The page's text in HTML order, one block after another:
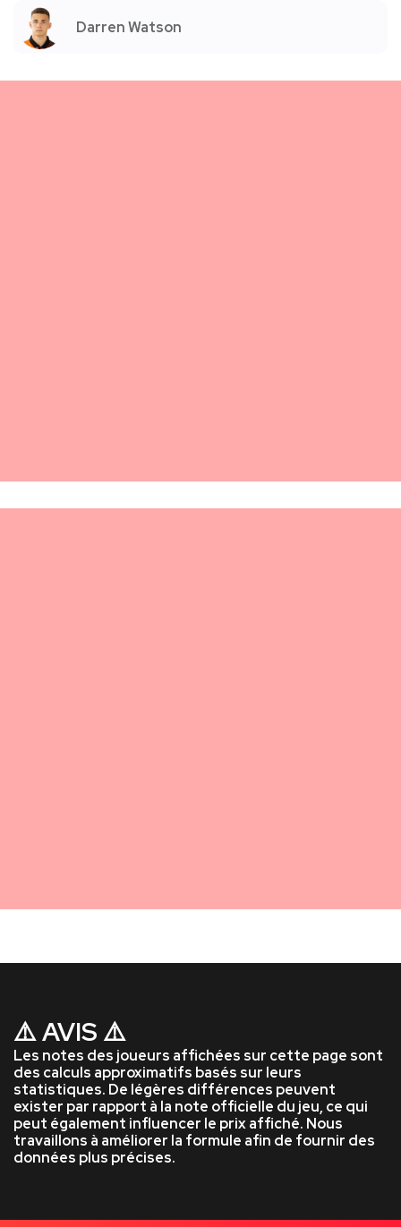
Darren Watson
⚠️ AVIS ⚠️
Les notes des joueurs affichées sur cette page sont
des calculs approximatifs basés sur leurs
statistiques. De légères différences peuvent
exister par rapport à la note officielle du jeu, ce qui
peut également influencer le prix affiché. Nous
travaillons à améliorer la formule afin de fournir des
données plus précises.